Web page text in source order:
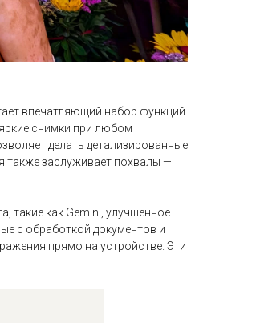
впечатляющий набор функций
снимки при любом
делать детализированные
также заслуживает похвалы —
такие как Gemini, улучшенное
с обработкой документов и
прямо на устройстве. Эти